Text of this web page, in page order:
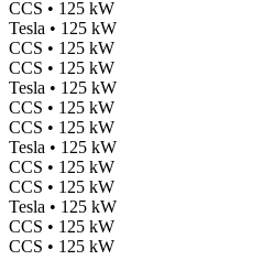
CCS • 125 kW
Tesla • 125 kW
CCS • 125 kW
CCS • 125 kW
Tesla • 125 kW
CCS • 125 kW
CCS • 125 kW
Tesla • 125 kW
CCS • 125 kW
CCS • 125 kW
Tesla • 125 kW
CCS • 125 kW
CCS • 125 kW